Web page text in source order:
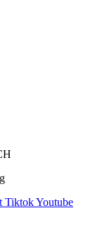
TiktokYoutube